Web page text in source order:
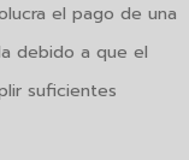
el pago de una
debido a que el
suficientes